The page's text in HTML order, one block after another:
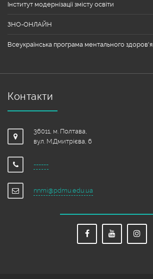
Інститут модернізації змісту освіти
ЗНО-ОНЛАЙН
Всеукраїнська програма ментального здоров'я
Контакти
36011, м. Полтава,
вул. М.Дмитрієва, 6
------
nnmi@pdmu.edu.ua